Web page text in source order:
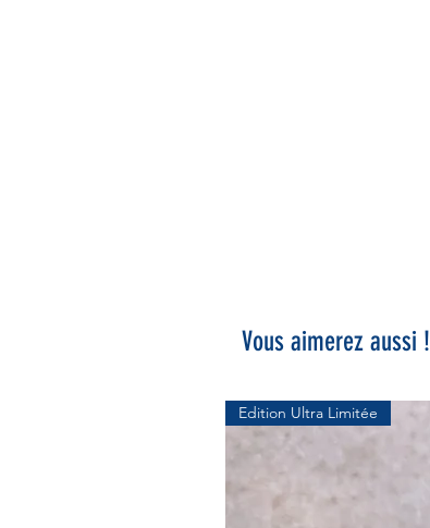
Vous aimerez aussi !
Edition Ultra Limitée